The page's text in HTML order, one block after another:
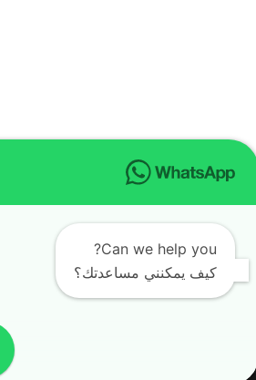
Can we help you?
كيف يمكنني مساعدتك؟